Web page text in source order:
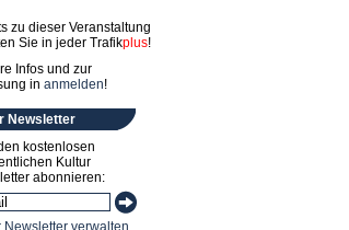
zu dieser Veranstaltung
Sie in jeder Trafikplus!
Infos und zur
in anmelden!
Newsletter
kostenlosen
Kultur
abonnieren: